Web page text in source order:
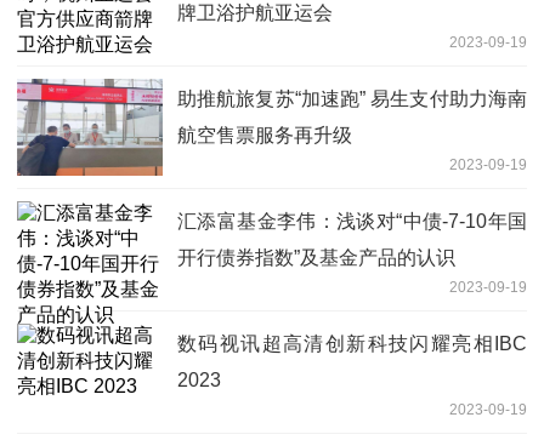
牌卫浴护航亚运会
2023-09-19
助推航旅复苏“加速跑” 易生支付助力海南
航空售票服务再升级
2023-09-19
汇添富基金李伟：浅谈对“中债-7-10年国
开行债券指数”及基金产品的认识
2023-09-19
数码视讯超高清创新科技闪耀亮相IBC
2023
2023-09-19